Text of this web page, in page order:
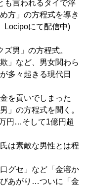
も言われるタイで浮
方」の方程式を導き
Locipoにて配信中)
男」の方程式。
」など、男女関わら
多々起きる現代日
を貢いでしまった
」の方程式を聞く。
円…そして1億円超
は素敵な男性とは程
グセ」など「金溶か
あがり…ついに「金